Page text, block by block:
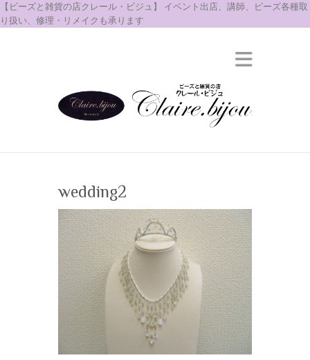
【ビーズと雑貨の店クレール・ビジュ】 イベント出店、講師、ビーズ各種取
り扱い、修理・リメイクも承ります
wedding2